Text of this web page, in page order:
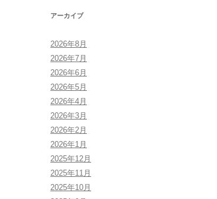
アーカイブ
2026年8月
2026年7月
2026年6月
2026年5月
2026年4月
2026年3月
2026年2月
2026年1月
2025年12月
2025年11月
2025年10月